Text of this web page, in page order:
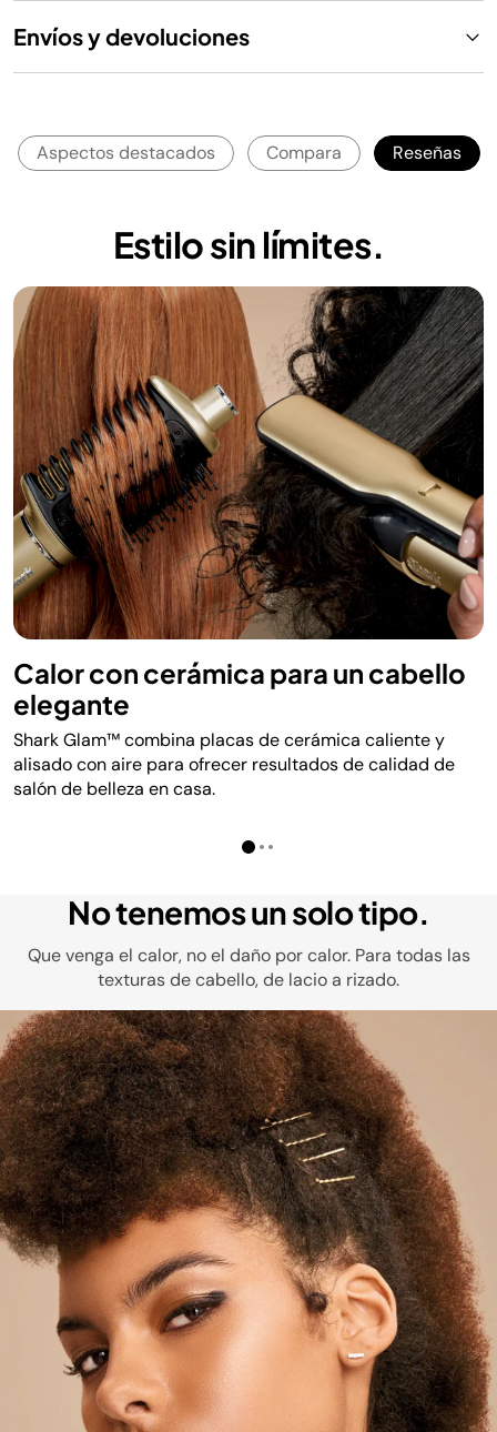
Envíos y devoluciones
Aspectos destacados Compara Reseñas
Estilo sin límites.
Calor con cerámica para un cabello
elegante
Shark Glam™ combina placas de cerámica caliente y
alisado con aire para ofrecer resultados de calidad de
salón de belleza en casa.
No tenemos un solo tipo.
Que venga el calor, no el daño por calor. Para todas las
texturas de cabello, de lacio a rizado.